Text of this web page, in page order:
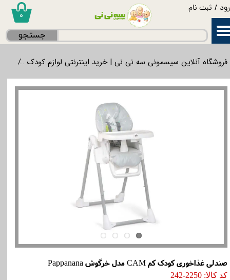
/ ثبت نام
حساب کاربری من
۰
جستجو
فروشگاه آنلاین سیسمونی سه نی نی | خرید اینترنتی لوازم کودک
صندلی غذاخوری کودک کم CAM مدل خرگوش Pappanana
کد کالا: 2250-242